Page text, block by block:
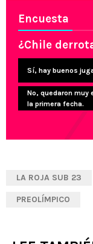
Encuesta
¿Chile
Sí, hay buenos
No, quedaron muy
la primera fecha.
LA ROJA SUB 23
PREOLÍMPICO